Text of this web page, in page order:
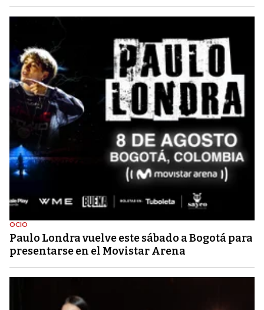
OCIO
Paulo Londra vuelve este sábado a Bogotá para
presentarse en el Movistar Arena